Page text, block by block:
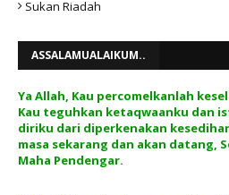
Sukan Riadah
ASSALAMUALAIKUM..
Ya Allah, Kau percomelkanlah
Kau teguhkan ketaqwaanku dan
diriku dari diperkenakan
masa sekarang dan akan datang,
Maha Pendengar.